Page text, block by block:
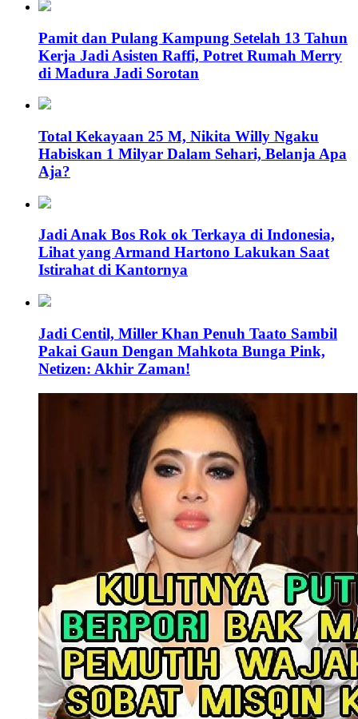
Pamit dan Pulang Kampung Setelah 13 Tahun
Kerja Jadi Asisten Raffi, Potret Rumah Merry
di Madura Jadi Sorotan
Total Kekayaan 25 M, Nikita Willy Ngaku
Habiskan 1 Milyar Dalam Sehari, Belanja Apa
Aja?
Jadi Anak Bos Rok ok Terkaya di Indonesia,
Lihat yang Armand Hartono Lakukan Saat
Istirahat di Kantornya
Jadi Centil, Miller Khan Penuh Taato Sambil
Pakai Gaun Dengan Mahkota Bunga Pink,
Netizen: Akhir Zaman!